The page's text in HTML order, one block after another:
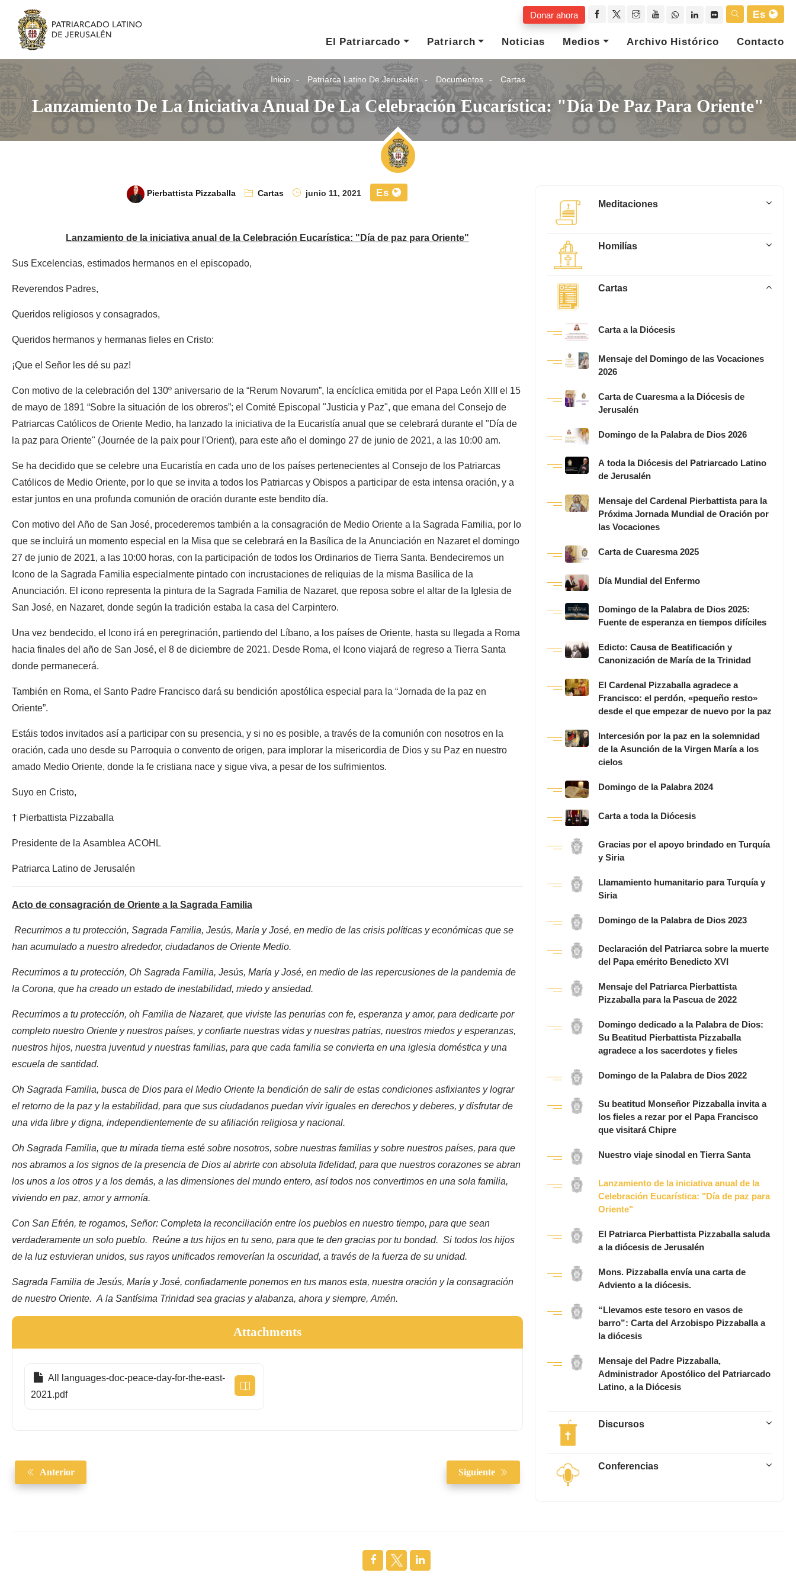
Donar ahora
Es
El Patriarcado
Patriarch Noticias Medios Archivo Histórico Contacto
Inicio Patriarca Latino De Jerusalén Documentos Cartas
Lanzamiento De La Iniciativa Anual De La Celebración Eucarística: "Día De Paz Para Oriente"
Pierbattista Pizzaballa Cartas junio 11, 2021 Es
Lanzamiento de la iniciativa anual de la Celebración Eucarística: "Día de paz para Oriente"
Sus Excelencias, estimados hermanos en el episcopado,
Reverendos Padres,
Queridos religiosos y consagrados,
Queridos hermanos y hermanas fieles en Cristo:
¡Que el Señor les dé su paz!
Con motivo de la celebración del 130º aniversario de la “Rerum Novarum”, la encíclica emitida por el Papa León XIII el 15
de mayo de 1891 “Sobre la situación de los obreros”; el Comité Episcopal "Justicia y Paz", que emana del Consejo de
Patriarcas Católicos de Oriente Medio, ha lanzado la iniciativa de la Eucaristía anual que se celebrará durante el "Día de
la paz para Oriente" (Journée de la paix pour l'Orient), para este año el domingo 27 de junio de 2021, a las 10:00 am.
Se ha decidido que se celebre una Eucaristía en cada uno de los países pertenecientes al Consejo de los Patriarcas
Católicos de Medio Oriente, por lo que se invita a todos los Patriarcas y Obispos a participar de esta intensa oración, y a
estar juntos en una profunda comunión de oración durante este bendito día.
Con motivo del Año de San José, procederemos también a la consagración de Medio Oriente a la Sagrada Familia, por lo
que se incluirá un momento especial en la Misa que se celebrará en la Basílica de la Anunciación en Nazaret el domingo
27 de junio de 2021, a las 10:00 horas, con la participación de todos los Ordinarios de Tierra Santa. Bendeciremos un
Icono de la Sagrada Familia especialmente pintado con incrustaciones de reliquias de la misma Basílica de la
Anunciación. El icono representa la pintura de la Sagrada Familia de Nazaret, que reposa sobre el altar de la Iglesia de
San José, en Nazaret, donde según la tradición estaba la casa del Carpintero.
Una vez bendecido, el Icono irá en peregrinación, partiendo del Líbano, a los países de Oriente, hasta su llegada a Roma
hacia finales del año de San José, el 8 de diciembre de 2021. Desde Roma, el Icono viajará de regreso a Tierra Santa
donde permanecerá.
También en Roma, el Santo Padre Francisco dará su bendición apostólica especial para la “Jornada de la paz en
Oriente”.
Estáis todos invitados así a participar con su presencia, y si no es posible, a través de la comunión con nosotros en la
oración, cada uno desde su Parroquia o convento de origen, para implorar la misericordia de Dios y su Paz en nuestro
amado Medio Oriente, donde la fe cristiana nace y sigue viva, a pesar de los sufrimientos.
Suyo en Cristo,
† Pierbattista Pizzaballa
Presidente de la Asamblea ACOHL
Patriarca Latino de Jerusalén
Acto de consagración de Oriente a la Sagrada Familia
Recurrimos a tu protección, Sagrada Familia, Jesús, María y José, en medio de las crisis políticas y económicas que se
han acumulado a nuestro alrededor, ciudadanos de Oriente Medio.
Recurrimos a tu protección, Oh Sagrada Familia, Jesús, María y José, en medio de las repercusiones de la pandemia de
la Corona, que ha creado un estado de inestabilidad, miedo y ansiedad.
Recurrimos a tu protección, oh Familia de Nazaret, que viviste las penurias con fe, esperanza y amor, para dedicarte por
completo nuestro Oriente y nuestros países, y confiarte nuestras vidas y nuestras patrias, nuestros miedos y esperanzas,
nuestros hijos, nuestra juventud y nuestras familias, para que cada familia se convierta en una iglesia doméstica y una
escuela de santidad.
Oh Sagrada Familia, busca de Dios para el Medio Oriente la bendición de salir de estas condiciones asfixiantes y lograr
el retorno de la paz y la estabilidad, para que sus ciudadanos puedan vivir iguales en derechos y deberes, y disfrutar de
una vida libre y digna, independientemente de su afiliación religiosa y nacional.
Oh Sagrada Familia, que tu mirada tierna esté sobre nosotros, sobre nuestras familias y sobre nuestros países, para que
nos abramos a los signos de la presencia de Dios al abrirte con absoluta fidelidad, para que nuestros corazones se abran
los unos a los otros y a los demás, a las dimensiones del mundo entero, así todos nos convertimos en una sola familia,
viviendo en paz, amor y armonía.
Con San Efrén, te rogamos, Señor: Completa la reconciliación entre los pueblos en nuestro tiempo, para que sean
verdaderamente un solo pueblo. Reúne a tus hijos en tu seno, para que te den gracias por tu bondad. Si todos los hijos
de la luz estuvieran unidos, sus rayos unificados removerían la oscuridad, a través de la fuerza de su unidad.
Sagrada Familia de Jesús, María y José, confiadamente ponemos en tus manos esta, nuestra oración y la consagración
de nuestro Oriente. A la Santísima Trinidad sea gracias y alabanza, ahora y siempre, Amén.
Attachments
All languages-doc-peace-day-for-the-east-
2021.pdf
Anterior Siguiente
Meditaciones
Homilías
Cartas
Carta a la Diócesis
Mensaje del Domingo de las Vocaciones
2026
Carta de Cuaresma a la Diócesis de
Jerusalén
Domingo de la Palabra de Dios 2026
A toda la Diócesis del Patriarcado Latino
de Jerusalén
Mensaje del Cardenal Pierbattista para la
Próxima Jornada Mundial de Oración por
las Vocaciones
Carta de Cuaresma 2025
Día Mundial del Enfermo
Domingo de la Palabra de Dios 2025:
Fuente de esperanza en tiempos difíciles
Edicto: Causa de Beatificación y
Canonización de María de la Trinidad
El Cardenal Pizzaballa agradece a
Francisco: el perdón, «pequeño resto»
desde el que empezar de nuevo por la paz
Intercesión por la paz en la solemnidad
de la Asunción de la Virgen María a los
cielos
Domingo de la Palabra 2024
Carta a toda la Diócesis
Gracias por el apoyo brindado en Turquía
y Siria
Llamamiento humanitario para Turquía y
Siria
Domingo de la Palabra de Dios 2023
Declaración del Patriarca sobre la muerte
del Papa emérito Benedicto XVI
Mensaje del Patriarca Pierbattista
Pizzaballa para la Pascua de 2022
Domingo dedicado a la Palabra de Dios:
Su Beatitud Pierbattista Pizzaballa
agradece a los sacerdotes y fieles
Domingo de la Palabra de Dios 2022
Su beatitud Monseñor Pizzaballa invita a
los fieles a rezar por el Papa Francisco
que visitará Chipre
Nuestro viaje sinodal en Tierra Santa
Lanzamiento de la iniciativa anual de la
Celebración Eucarística: "Día de paz para
Oriente"
El Patriarca Pierbattista Pizzaballa saluda
a la diócesis de Jerusalén
Mons. Pizzaballa envía una carta de
Adviento a la diócesis.
“Llevamos este tesoro en vasos de
barro”: Carta del Arzobispo Pizzaballa a
la diócesis
Mensaje del Padre Pizzaballa,
Administrador Apostólico del Patriarcado
Latino, a la Diócesis
Discursos
Conferencias